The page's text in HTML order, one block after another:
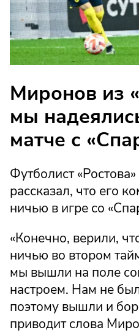
Миронов из
мы
матче с
Футболист
рассказал, что его
ничью в игре со
«Конечно, верили,
ничью во втором
мы вышли на поле
настроем. Нам не
поэтому вышли и
приводит слова